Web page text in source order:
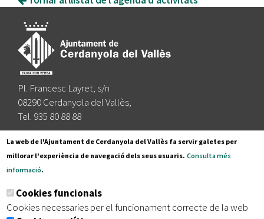
Pl. Francesc Layret, s/n
08290 Cerdanyola del Vallès,
Tel. 935 80 88 88
Segueix-nos a:
Subscriu-te al nostre butlletí
La web de l'Ajuntament de Cerdanyola del Vallès fa servir galetes per
millorar l'experiència de navegació dels seus usuaris. Consulta més
informació.
Cookies funcionals
Cookies necessaries per el funcionament correcte de la web